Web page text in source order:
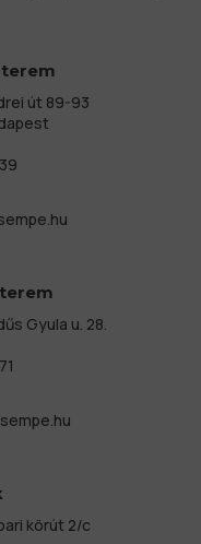
út 89-93
Gyula u. 28.
körút 2/c